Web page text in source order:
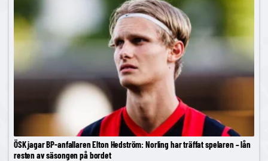
ÖSK jagar BP-anfallaren Elton Hedström: Norling har träffat spelaren – lån
resten av säsongen på bordet